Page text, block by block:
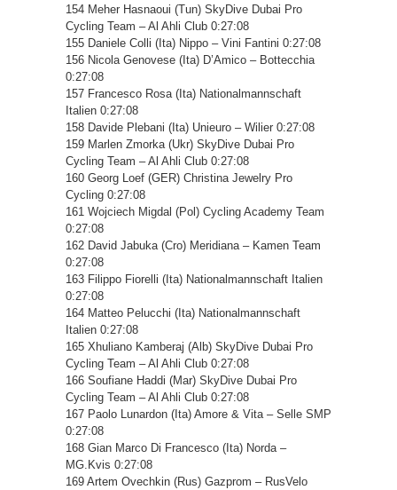
154 Meher Hasnaoui (Tun) SkyDive Dubai Pro
Cycling Team – Al Ahli Club 0:27:08
155 Daniele Colli (Ita) Nippo – Vini Fantini 0:27:08
156 Nicola Genovese (Ita) D’Amico – Bottecchia
0:27:08
157 Francesco Rosa (Ita) Nationalmannschaft
Italien 0:27:08
158 Davide Plebani (Ita) Unieuro – Wilier 0:27:08
159 Marlen Zmorka (Ukr) SkyDive Dubai Pro
Cycling Team – Al Ahli Club 0:27:08
160 Georg Loef (GER) Christina Jewelry Pro
Cycling 0:27:08
161 Wojciech Migdal (Pol) Cycling Academy Team
0:27:08
162 David Jabuka (Cro) Meridiana – Kamen Team
0:27:08
163 Filippo Fiorelli (Ita) Nationalmannschaft Italien
0:27:08
164 Matteo Pelucchi (Ita) Nationalmannschaft
Italien 0:27:08
165 Xhuliano Kamberaj (Alb) SkyDive Dubai Pro
Cycling Team – Al Ahli Club 0:27:08
166 Soufiane Haddi (Mar) SkyDive Dubai Pro
Cycling Team – Al Ahli Club 0:27:08
167 Paolo Lunardon (Ita) Amore & Vita – Selle SMP
0:27:08
168 Gian Marco Di Francesco (Ita) Norda –
MG.Kvis 0:27:08
169 Artem Ovechkin (Rus) Gazprom – RusVelo